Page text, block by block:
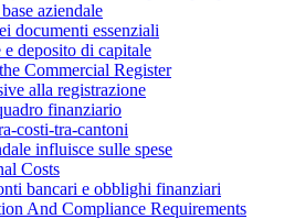
aziendale
documenti essenziali
deposito di capitale
Commercial Register
alla registrazione
finanziario
costi-tra-cantoni
influisce sulle spese
Costs
bancari e obblighi finanziari
And Compliance Requirements